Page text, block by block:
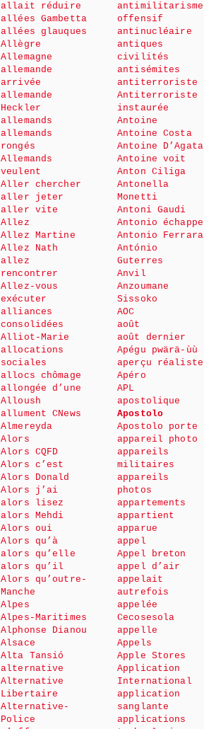
allait réduire
allées Gambetta
allées glauques
Allègre
Allemagne
allemande
arrivée
allemande
Heckler
allemands
allemands
rongés
Allemands
veulent
Aller chercher
aller jeter
aller vite
Allez
Allez Martine
Allez Nath
allez
rencontrer
Allez-vous
exécuter
alliances
consolidées
Alliot-Marie
allocations
sociales
allocs chômage
allongée d’une
Alloush
allument CNews
Almereyda
Alors
Alors CQFD
Alors c’est
Alors Donald
Alors j’ai
alors lisez
alors Mehdi
Alors oui
Alors qu’à
alors qu’elle
alors qu’il
Alors qu’outre-
Manche
Alpes
Alpes-Maritimes
Alphonse Dianou
Alsace
Alta Tansió
alternative
Alternative
Libertaire
Alternative-
Police
antimilitarisme
offensif
antinucléaire
antiques
civilités
antisémites
antiterroriste
Antiterroriste
instaurée
Antoine
Antoine Costa
Antoine D’Agata
Antoine voit
Anton Ciliga
Antonella
Monetti
Antoni Gaudi
Antonio échappe
Antonio Ferrara
António
Guterres
Anvil
Anzoumane
Sissoko
AOC
août
août dernier
Apégu pwärä-ùù
aperçu réaliste
Apéro
APL
apostolique
Apostolo
Apostolo porte
appareil photo
appareils
militaires
appareils
photos
appartements
appartient
apparue
appel
Appel breton
appel d’air
appelait
autrefois
appelée
Cecosesola
appelle
Appels
Apple Stores
Application
International
application
sanglante
applications